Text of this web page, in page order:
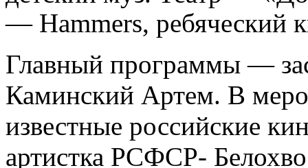
— Hammers, ребяческий
Главный программы —
Каминский Артем. В
известные российские
артистка РСФСР-